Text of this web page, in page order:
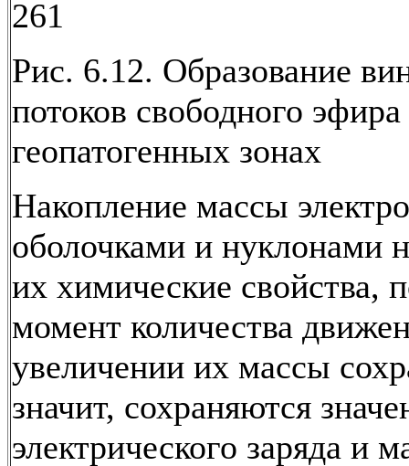
261
Рис. 6.12. Образование
потоков свободного эфира
геопатогенных зонах
Накопление массы
оболочками и нуклонами
их химические свойства,
момент количества
увеличении их массы
значит, сохраняются
электрического заряда и